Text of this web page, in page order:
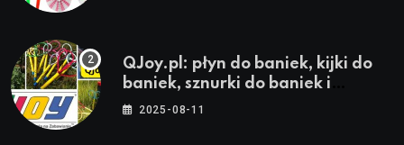
QJoy.pl: płyn do baniek, kijki do
baniek, sznurki do baniek i
zestawy do baniek
2025-08-11